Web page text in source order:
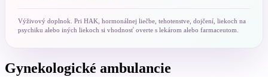
Výživový doplnok. Pri HAK, hormonálnej liečbe, tehotenstve, dojčení, liekoch na
psychiku alebo iných liekoch si vhodnosť overte s lekárom alebo farmaceutom.
Gynekologické ambulancie